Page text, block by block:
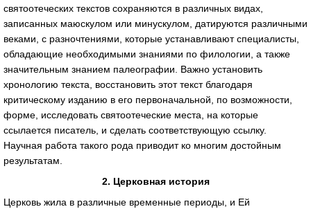
святоотеческих текстов сохраняются в различных видах,
записанных маюскулом или минускулом, датируются различными
веками, с разночтениями, которые устанавливают специалисты,
обладающие необходимыми знаниями по филологии, а также
значительным знанием палеографии. Важно установить
хронологию текста, восстановить этот текст благодаря
критическому изданию в его первоначальной, по возможности,
форме, исследовать святоотеческие места, на которые
ссылается писатель, и сделать соответствующую ссылку.
Научная работа такого рода приводит ко многим достойным
результатам.
2. Церковная история
Церковь жила в различные временные периоды, и Ей